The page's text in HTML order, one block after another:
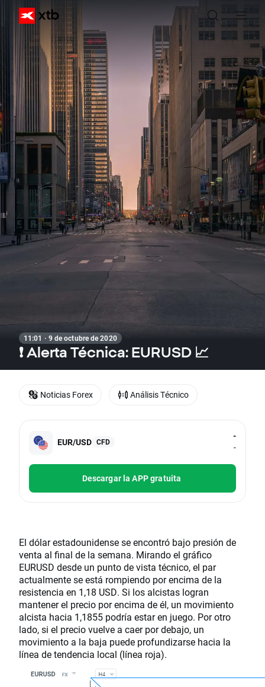
11:01 · 9 de octubre de 2020
❗ Alerta Técnica: EURUSD 📈
EUR/USD CFD
-
-
Descargar la APP gratuita
El dólar estadounidense se encontró bajo presión de
venta al final de la semana. Mirando el gráfico
EURUSD desde un punto de vista técnico, el par
actualmente se está rompiendo por encima de la
resistencia en 1,18 USD. Si los alcistas logran
mantener el precio por encima de él, un movimiento
alcista hacia 1,1855 podría estar en juego. Por otro
lado, si el precio vuelve a caer por debajo, un
movimiento a la baja puede profundizarse hacia la
línea de tendencia local (línea roja).
Noticias Forex Análisis Técnico